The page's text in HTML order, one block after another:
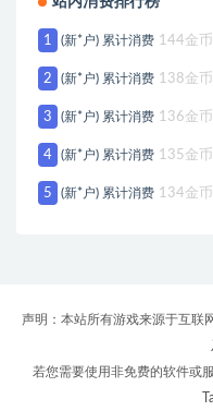
1 (新*户) 累计消费 144金币
2 (新*户) 累计消费 138金币
3 (新*户) 累计消费 136金币
4 (新*户) 累计消费 135金币
5 (新*户) 累计消费 134金币
声明：本站所有游戏来源于互联
若您需要使用非免费的软件或